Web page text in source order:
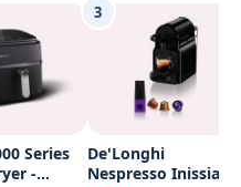
Series
-
3
De'Longhi
Nespresso Inissia